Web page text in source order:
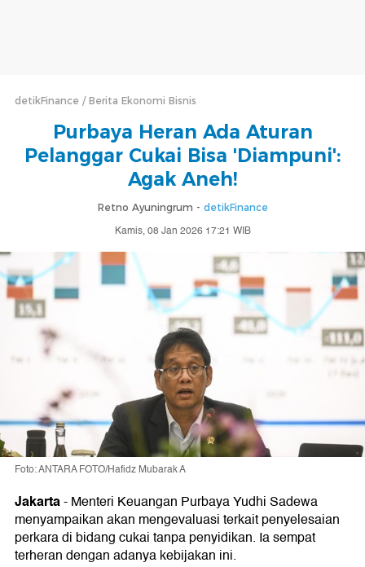
detikFinance Berita Ekonomi Bisnis
Purbaya Heran Ada Aturan
Pelanggar Cukai Bisa 'Diampuni':
Agak Aneh!
Retno Ayuningrum - detikFinance
Kamis, 08 Jan 2026 17:21 WIB
Foto: ANTARA FOTO/Hafidz Mubarak A
Jakarta-Menteri Keuangan Purbaya Yudhi Sadewa
menyampaikan akan mengevaluasi terkait penyelesaian
perkara di bidang cukai tanpa penyidikan. Ia sempat
terheran dengan adanya kebijakan ini.